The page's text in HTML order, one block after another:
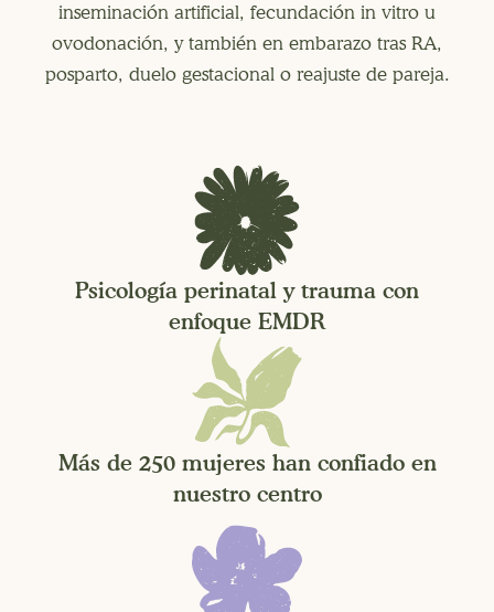
inseminación artificial, fecundación in vitro u
ovodonación, y también en embarazo tras RA,
posparto, duelo gestacional o reajuste de pareja.
Psicología perinatal y trauma con
enfoque EMDR
Más de 250 mujeres han confiado en
nuestro centro